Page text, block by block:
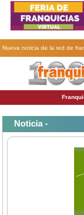
Nueva noticia de la red de
Noticia -